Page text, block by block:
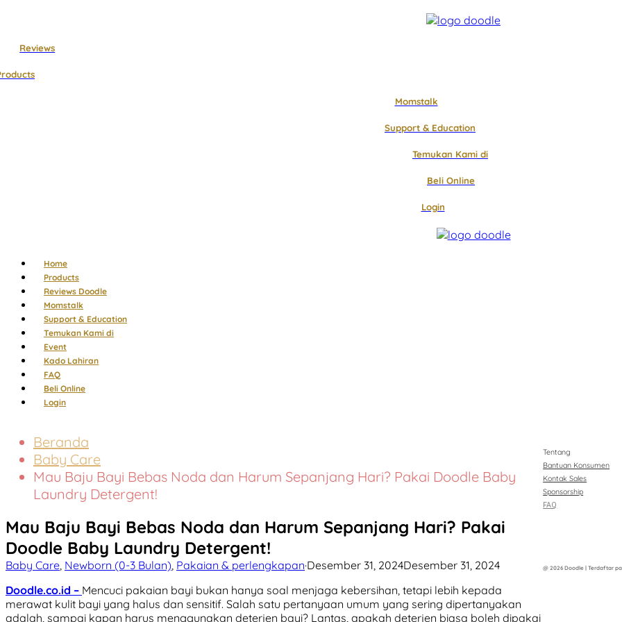
konten
Reviews
Momstalk
Support & Education
Temukan Kami di
Beli Online
Login
Menu
Home
Products
Reviews Doodle
Momstalk
Support & Education
Temukan Kami di
Event
Kado Lahiran
FAQ
Beli Online
Login
Beranda
Baby Care
Mau Baju Bayi Bebas Noda dan Harum Sepanjang Hari? Pakai Doodle Baby
Laundry Detergent!
Mau Baju Bayi Bebas Noda dan Harum Sepanjang Hari? Pakai
Doodle Baby Laundry Detergent!
Baby Care, Newborn (0-3 Bulan), Pakaian & perlengkapan·Desember 31, 2024Desember 31, 2024
Doodle.co.id – Mencuci pakaian bayi bukan hanya soal menjaga kebersihan, tetapi lebih kepada
merawat kulit bayi yang halus dan sensitif. Salah satu pertanyaan umum yang sering dipertanyakan
adalah, sampai kapan harus menggunakan deterjen bayi? Lantas, apakah deterjen biasa boleh dipakai
Tentang
Bantuan Konsumen
Kontak Sales
Sponsorship
FAQ
@ 2026 Doodle | Terdaftar